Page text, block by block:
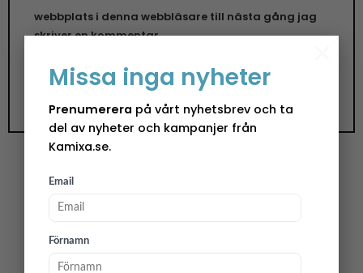
Missa inga nyheter
Prenumerera på vårt nyhetsbrev och ta
del av nyheter och kampanjer från
Kamixa.se.
Email
Förnamn
webbplats i denna webbläsare till nästa gång jag
skriver en kommentar.
Vintrig framdukning under julen
Vintern är vacker och så kan det också vara på
våra matbord, speciellt under juletider.